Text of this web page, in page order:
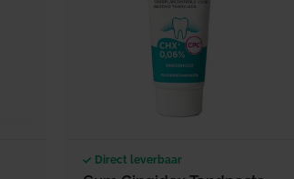
Direct leverbaar